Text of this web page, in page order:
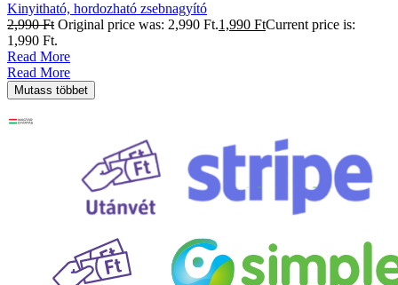
Kinyitható, hordozható zsebnagyító
2,990Ft Original price was: 2,990 Ft.1,990 FtCurrent price is:
1,990 Ft.
Read More
Read More
Mutass többet